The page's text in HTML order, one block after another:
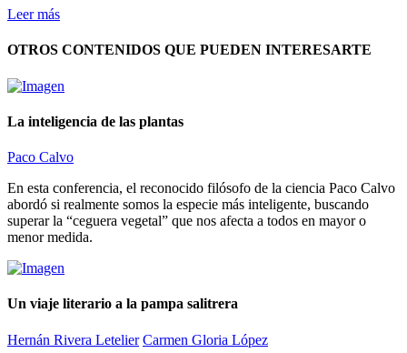
Leer más
OTROS CONTENIDOS QUE PUEDEN INTERESARTE
La inteligencia de las plantas
Paco Calvo
En esta conferencia, el reconocido filósofo de la ciencia Paco Calvo
abordó si realmente somos la especie más inteligente, buscando
superar la “ceguera vegetal” que nos afecta a todos en mayor o
menor medida.
Un viaje literario a la pampa salitrera
Hernán Rivera Letelier Carmen Gloria López